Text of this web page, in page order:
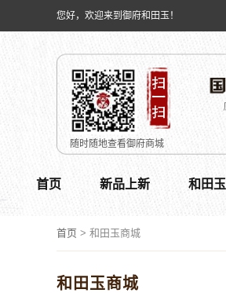
您好，欢迎来到御府和田玉！
随时随地查看御府商城
首页 新品上新 和田
首页 > 和田玉商城
和田玉商城